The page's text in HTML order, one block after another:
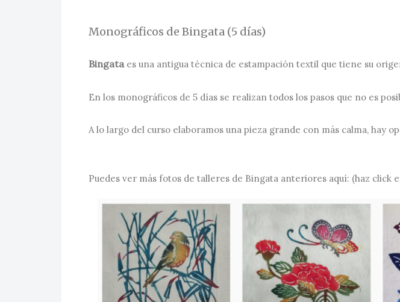
Monográficos de Bingata (5 días)
Bingata es una antigua técnica de estampación textil que tiene su
En los monográficos de 5 días se realizan todos los pasos que no es
A lo largo del curso elaboramos una pieza grande con más calma, hay
Puedes ver más fotos de talleres de Bingata anteriores aquí: (haz click